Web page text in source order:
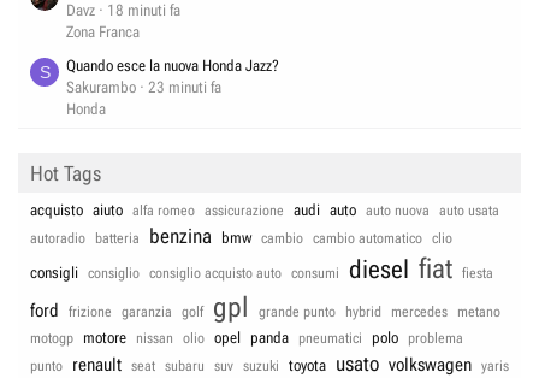
Davz
18 minuti fa
Zona Franca
S
Quando esce la nuova Honda Jazz?
Sakurambo
23 minuti fa
Honda
Hot Tags
acquisto aiuto alfa romeo assicurazione audi auto auto nuova
auto usata
autoradio
batteria benzina bmw cambio cambio automatico clio
consigli consiglio consiglio acquisto auto consumi diesel fiat fiesta
ford frizione garanzia golf gpl grande punto hybrid mercedes
metano
motogp
motore nissan olio opel panda pneumatici polo
problema
punto
renault seat subaru suv suzuki toyota usato volkswagen yaris